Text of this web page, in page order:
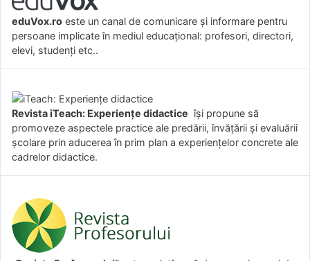
eduVox.ro este un canal de comunicare și informare pentru
persoane implicate în mediul educațional: profesori, directori,
elevi, studenți etc..
Revista iTeach: Experienţe didactice îşi propune să
promoveze aspectele practice ale predării, învăţării şi evaluării
şcolare prin aducerea în prim plan a experienţelor concrete ale
cadrelor didactice.